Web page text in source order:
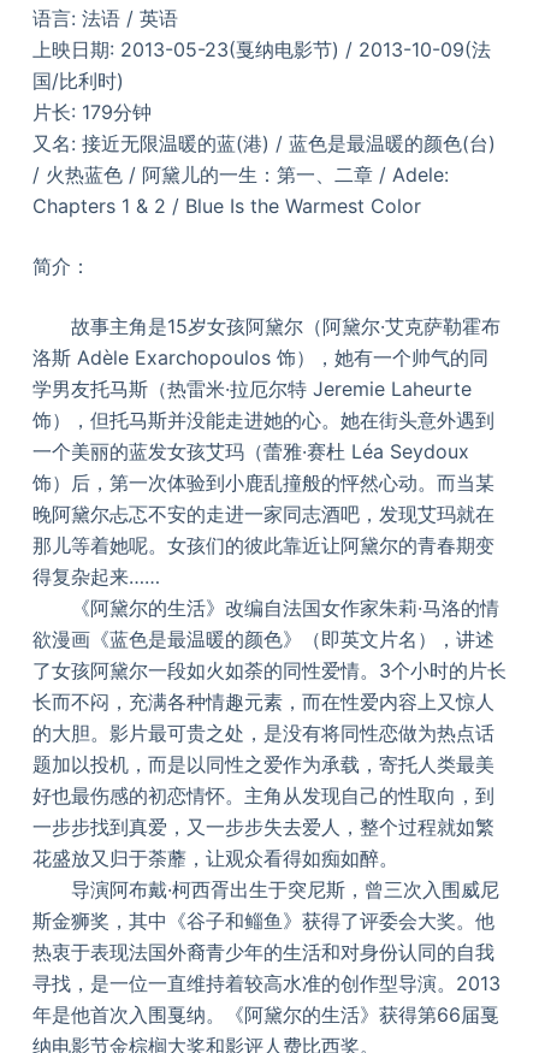
语言: 法语 / 英语
上映日期: 2013-05-23(戛纳电影节) / 2013-10-09(法
国/比利时)
片长: 179分钟
又名: 接近无限温暖的蓝(港) / 蓝色是最温暖的颜色(台)
/ 火热蓝色 / 阿黛儿的一生：第一、二章 / Adele:
Chapters 1 & 2 / Blue Is the Warmest Color
简介：
故事主角是15岁女孩阿黛尔（阿黛尔·艾克萨勒霍布
洛斯 Adèle Exarchopoulos 饰），她有一个帅气的同
学男友托马斯（热雷米·拉厄尔特 Jeremie Laheurte
饰），但托马斯并没能走进她的心。她在街头意外遇到
一个美丽的蓝发女孩艾玛（蕾雅·赛杜 Léa Seydoux
饰）后，第一次体验到小鹿乱撞般的怦然心动。而当某
晚阿黛尔忐忑不安的走进一家同志酒吧，发现艾玛就在
那儿等着她呢。女孩们的彼此靠近让阿黛尔的青春期变
得复杂起来……
《阿黛尔的生活》改编自法国女作家朱莉·马洛的情
欲漫画《蓝色是最温暖的颜色》（即英文片名），讲述
了女孩阿黛尔一段如火如荼的同性爱情。3个小时的片长
长而不闷，充满各种情趣元素，而在性爱内容上又惊人
的大胆。影片最可贵之处，是没有将同性恋做为热点话
题加以投机，而是以同性之爱作为承载，寄托人类最美
好也最伤感的初恋情怀。主角从发现自己的性取向，到
一步步找到真爱，又一步步失去爱人，整个过程就如繁
花盛放又归于荼蘼，让观众看得如痴如醉。
导演阿布戴·柯西胥出生于突尼斯，曾三次入围威尼
斯金狮奖，其中《谷子和鲻鱼》获得了评委会大奖。他
热衷于表现法国外裔青少年的生活和对身份认同的自我
寻找，是一位一直维持着较高水准的创作型导演。2013
年是他首次入围戛纳。《阿黛尔的生活》获得第66届戛
纳电影节金棕榈大奖和影评人费比西奖。